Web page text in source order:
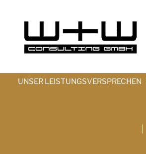
UNSER LEISTUNGSVERSPRECHEN